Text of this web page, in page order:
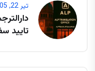
تیر 22, 1405
تایید